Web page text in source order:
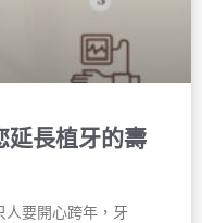
延長植牙的壽
要開心跨年，牙